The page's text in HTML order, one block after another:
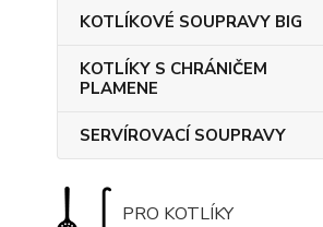
KOTLÍKOVÉ SOUPRAVY BIG
KOTLÍKY S CHRÁNIČEM
PLAMENE
SERVÍROVACÍ SOUPRAVY
PRO KOTLÍKY